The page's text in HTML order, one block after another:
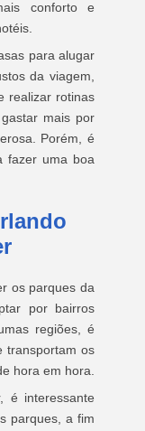
conforto e
para alugar
da viagem,
realizar rotinas
mais por
Porém, é
fazer uma boa
os parques da
por bairros
regiões, é
transportam os
hora em hora.
é interessante
parques, a fim